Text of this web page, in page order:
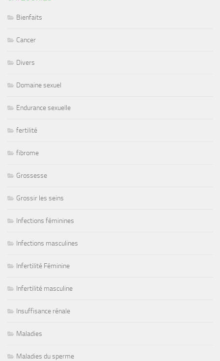
Bienfaits
Cancer
Divers
Domaine sexuel
Endurance sexuelle
fertilité
fibrome
Grossesse
Grossir les seins
Infections féminines
Infections masculines
Infertilité Féminine
Infertilité masculine
Insuffisance rénale
Maladies
Maladies du sperme